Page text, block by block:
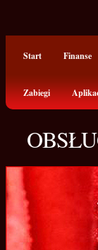
Start Finanse
Zabiegi